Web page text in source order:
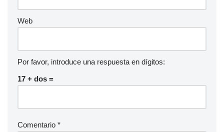
Web
Por favor, introduce una respuesta en dígitos:
17 + dos =
Comentario *